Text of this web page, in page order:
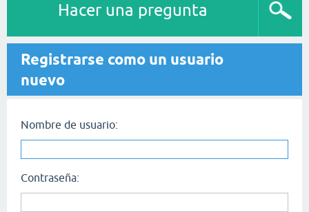
Hacer una pregunta
Registrarse como un usuario
nuevo
Nombre de usuario:
Contraseña: